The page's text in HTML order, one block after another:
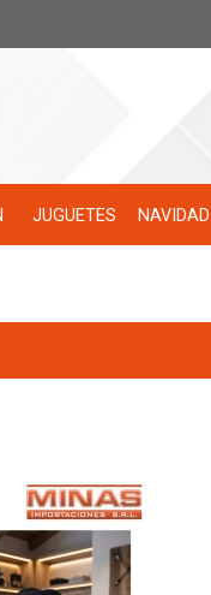
JUGUETES NAVIDAD